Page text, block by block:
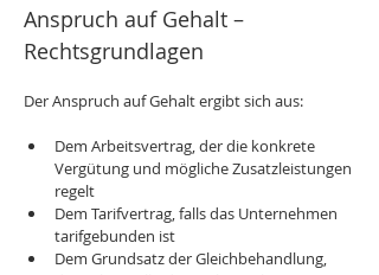
Anspruch auf Gehalt –
Rechtsgrundlagen
Der Anspruch auf Gehalt ergibt sich aus:
Dem Arbeitsvertrag, der die konkrete
Vergütung und mögliche Zusatzleistungen
regelt
Dem Tarifvertrag, falls das Unternehmen
tarifgebunden ist
Dem Grundsatz der Gleichbehandlung,